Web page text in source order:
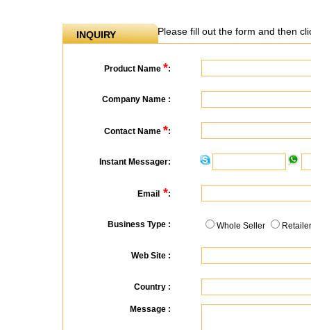
INQUIRY Please fill out the form and then
Product Name *:
Company Name :
Contact Name *:
Instant Messager:
Email *:
Business Type : Whole Seller Retailer
Web Site :
Country :
Message :